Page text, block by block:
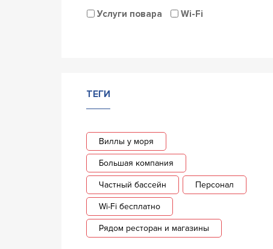
Услуги повара
Wi-Fi
ТЕГИ
Виллы у моря
Большая компания
Частный бассейн Персонал
Wi-Fi бесплатно
Рядом ресторан и магазины